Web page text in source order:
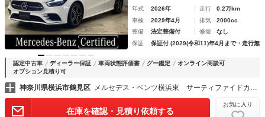
年式 2026年 走行
0.2万km
車検
2029年4月 排気
2000cc
整備
法定整備付 修復
なし
保証
保証付 (2029(令和11)年4月まで・走行無
認定中古車 ディーラー保証 車両状態評価書 グー鑑定
オンライン商談可
オプション見積り可
神奈川県横浜市鶴見区
在庫を確認・見積り依頼する
お気に入り